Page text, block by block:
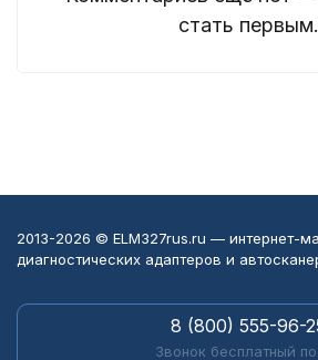
стать первым.
2013-2026 © ELM327rus.ru — интернет-
диагностических адаптеров и
8 (800) 555-96-
Звонок бесплатный